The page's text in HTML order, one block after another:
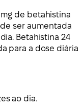
de betahistina
ser aumentada
Betahistina 24
para a dose diária
ao dia.